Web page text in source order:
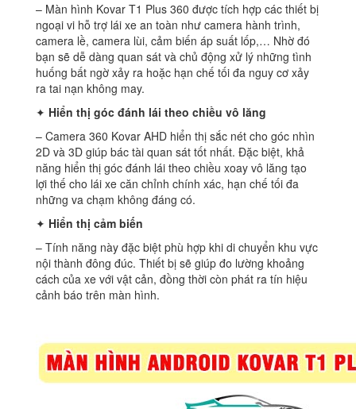
– Màn hình Kovar T1 Plus 360 được tích hợp các thiết bị
ngoại vi hỗ trợ lái xe an toàn như camera hành trình,
camera lề, camera lùi, cảm biến áp suất lốp,… Nhờ đó
bạn sẽ dễ dàng quan sát và chủ động xử lý những tình
huống bất ngờ xảy ra hoặc hạn chế tối đa nguy cơ xảy
ra tai nạn không may.
✦ Hiển thị góc đánh lái theo chiều vô lăng
– Camera 360 Kovar AHD hiển thị sắc nét cho góc nhìn
2D và 3D giúp bác tài quan sát tốt nhất. Đặc biệt, khả
năng hiển thị góc đánh lái theo chiều xoay vô lăng tạo
lợi thế cho lái xe căn chỉnh chính xác, hạn chế tối đa
những va chạm không đáng có.
✦ Hiển thị cảm biến
– Tính năng này đặc biệt phù hợp khi di chuyển khu vực
nội thành đông đúc. Thiết bị sẽ giúp đo lường khoảng
cách của xe với vật cản, đồng thời còn phát ra tín hiệu
cảnh báo trên màn hình.